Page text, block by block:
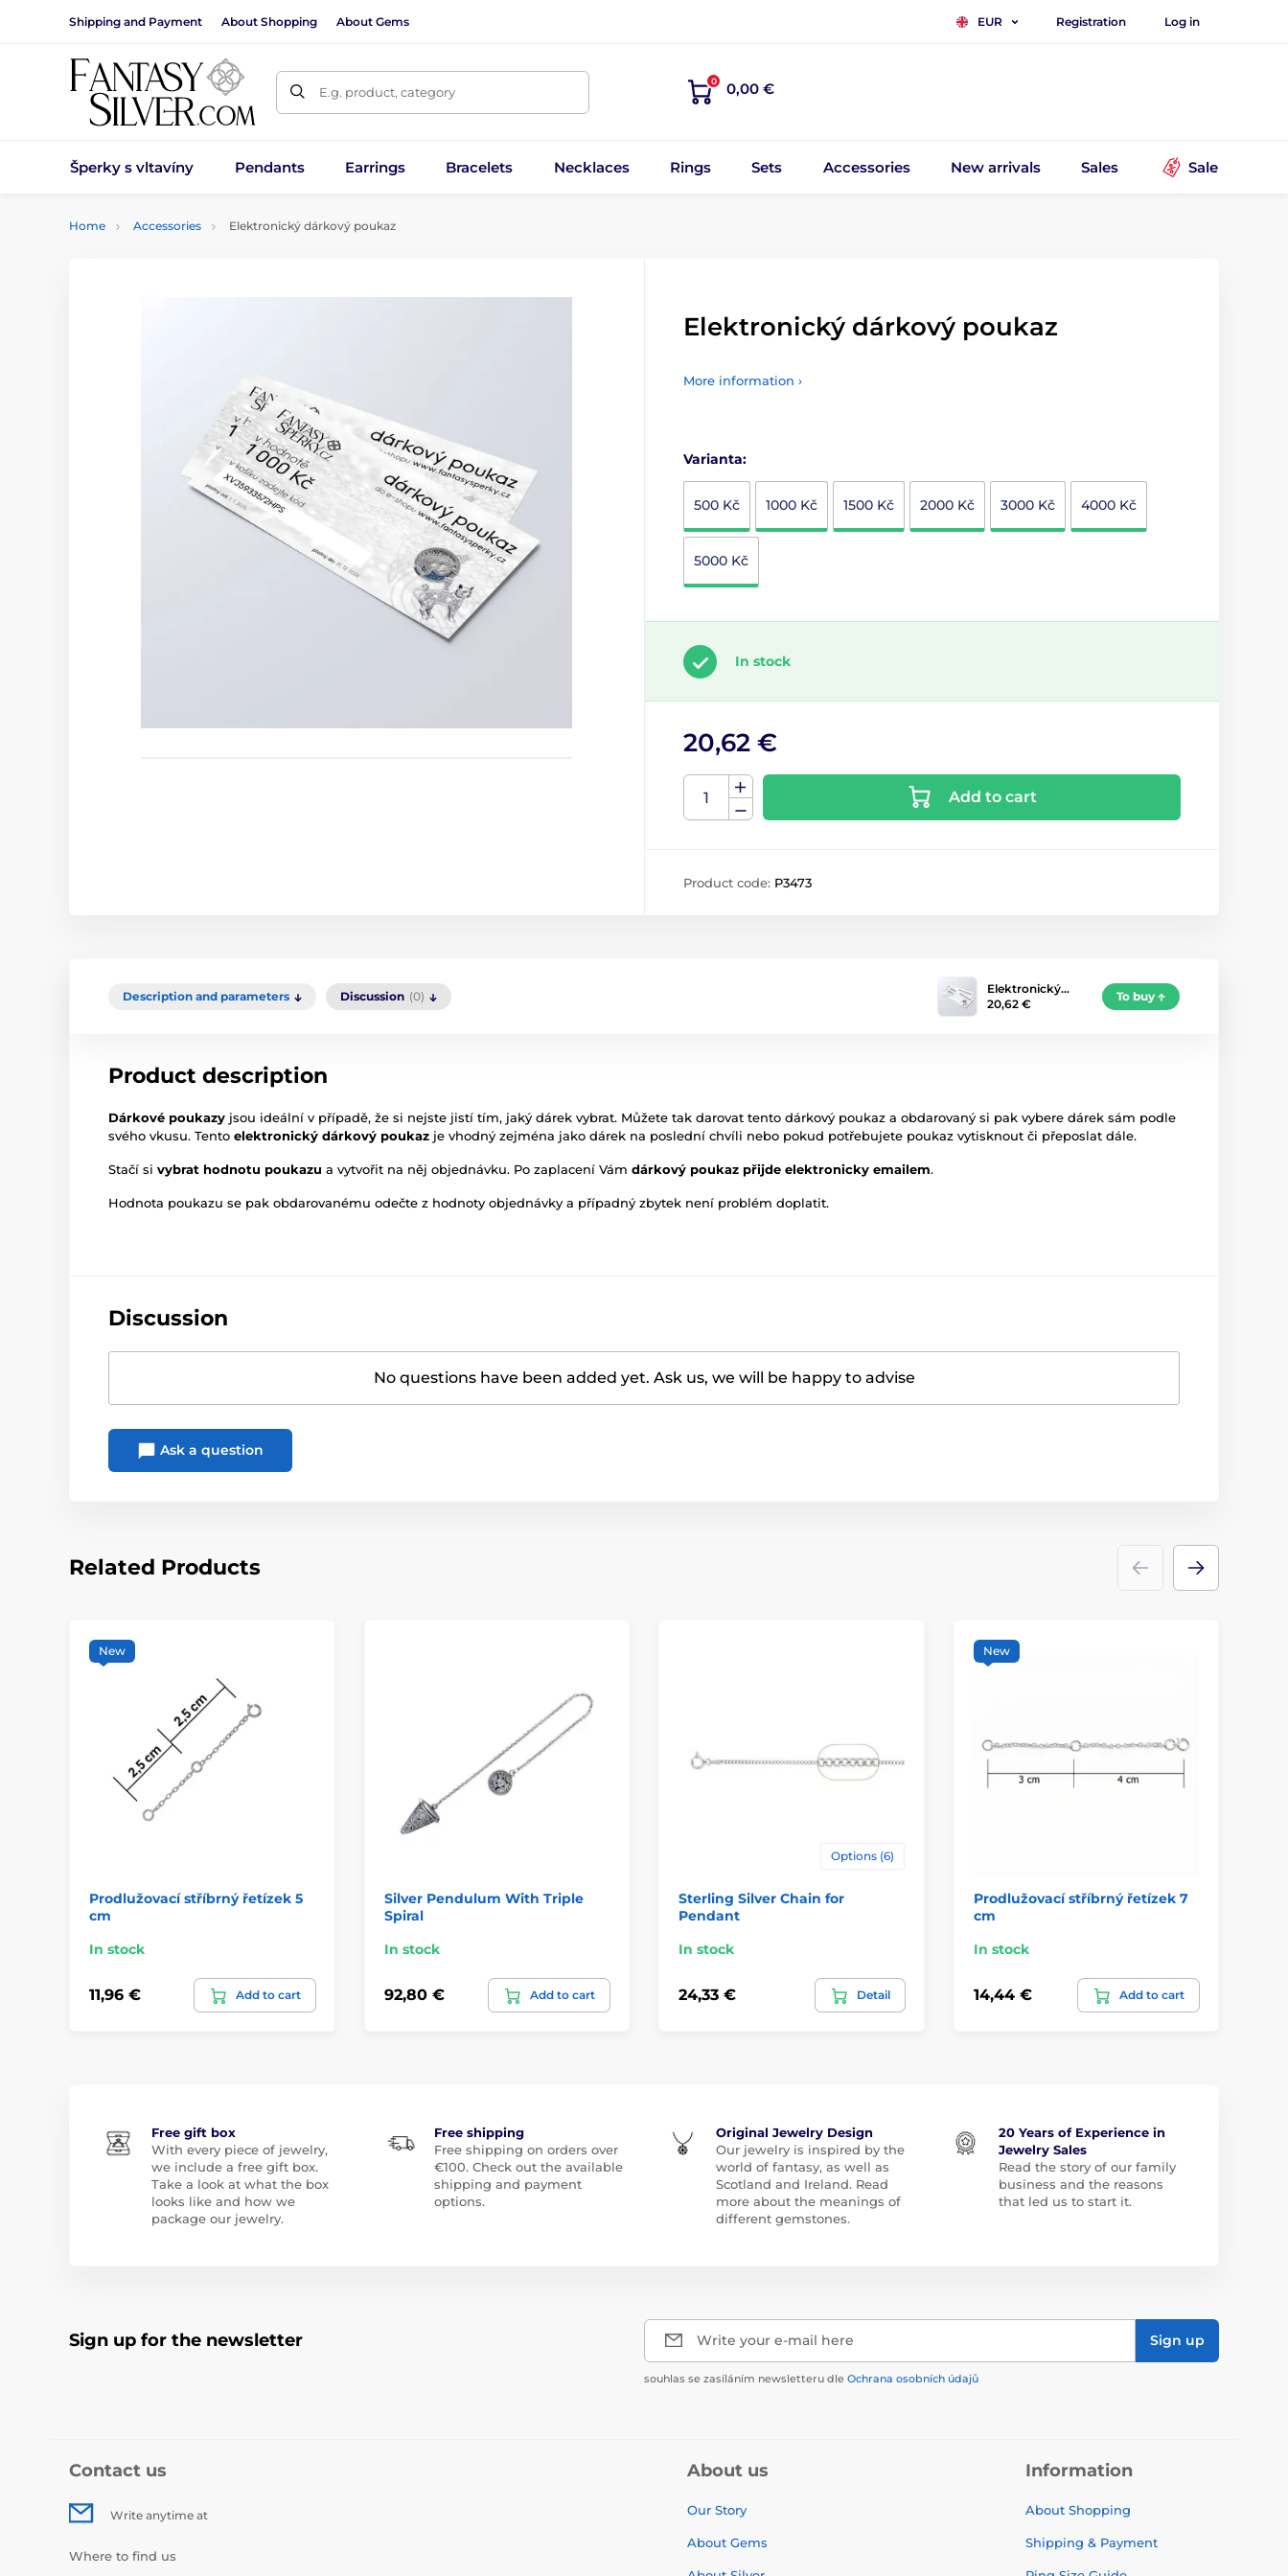
Shipping and Payment About Shopping About Gems EUR Registration Log in
E.g. product, category
0 0,00 €
Šperky s vltavíny Pendants Earrings Bracelets Necklaces Rings Sets Accessories New arrivals Sales Sale
Home Accessories Elektronický dárkový poukaz
Elektronický dárkový poukaz
More information ›
Varianta:
500 Kč 1000 Kč 1500 Kč 2000 Kč 3000 Kč 4000 Kč
5000 Kč
In stock
20,62 €
Add to cart
Product code: P3473
Description and parameters Discussion (0)
Elektronický…
20,62 €
To buy
Product description
Dárkové poukazy jsou ideální v případě, že si nejste jistí tím, jaký dárek vybrat. Můžete tak darovat tento dárkový poukaz a obdarovaný si pak vybere dárek sám podle
svého vkusu. Tento elektronický dárkový poukaz je vhodný zejména jako dárek na poslední chvíli nebo pokud potřebujete poukaz vytisknout či přeposlat dále.
Stačí si vybrat hodnotu poukazu a vytvořit na něj objednávku. Po zaplacení Vám dárkový poukaz přijde elektronicky emailem.
Hodnota poukazu se pak obdarovanému odečte z hodnoty objednávky a případný zbytek není problém doplatit.
Discussion
No questions have been added yet. Ask us, we will be happy to advise
Ask a question
Related Products
New
Prodlužovací stříbrný řetízek 5
cm
In stock
11,96 € Add to cart
Silver Pendulum With Triple
Spiral
In stock
92,80 € Add to cart
Options (6)
Sterling Silver Chain for
Pendant
In stock
24,33 € Detail
New
Prodlužovací stříbrný řetízek 7
cm
In stock
14,44 € Add to cart
Free gift box
With every piece of jewelry,
we include a free gift box.
Take a look at what the box
looks like and how we
package our jewelry.
Free shipping
Free shipping on orders over
€100. Check out the available
shipping and payment
options.
Original Jewelry Design
Our jewelry is inspired by the
world of fantasy, as well as
Scotland and Ireland. Read
more about the meanings of
different gemstones.
20 Years of Experience in
Jewelry Sales
Read the story of our family
business and the reasons
that led us to start it.
Sign up for the newsletter Write your e-mail here Sign up
souhlas se zasíláním newsletteru dle Ochrana osobních údajů
Contact us
Write anytime at
Where to find us
About us
Our Story
About Gems
Information
About Shopping
Shipping & Payment